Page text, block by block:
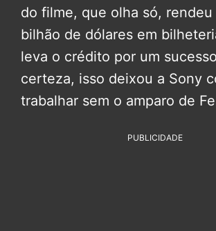
do filme, que olha só, rendeu
bilhão de dólares em
leva o crédito por um
certeza, isso deixou a Sony
trabalhar sem o amparo de
PUBLICIDADE